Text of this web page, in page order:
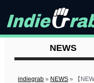
NEWS
indiegrab » NEWS » 【